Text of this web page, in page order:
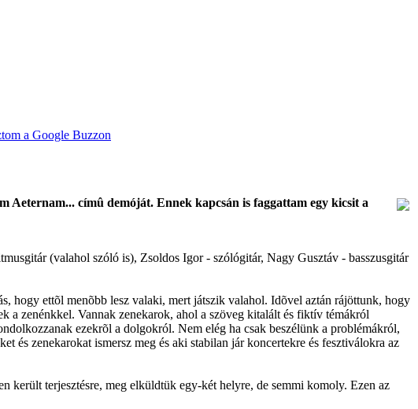
Aeternam... címû demóját. Ennek kapcsán is faggattam egy kicsit a
(valahol szóló is), Zsoldos Igor - szólógitár, Nagy Gusztáv - basszusgitár
hogy ettõl menõbb lesz valaki, mert játszik valahol. Idõvel aztán rájöttunk, hogy
a zenénkkel. Vannak zenekarok, ahol a szöveg kitalált és fiktív témákról
ezekrõl a dolgokról. Nem elég ha csak beszélünk a problémákról,
és zenekarokat ismersz meg és aki stabilan jár koncertekre és fesztiválokra az
terjesztésre, meg elküldtük egy-két helyre, de semmi komoly. Ezen az